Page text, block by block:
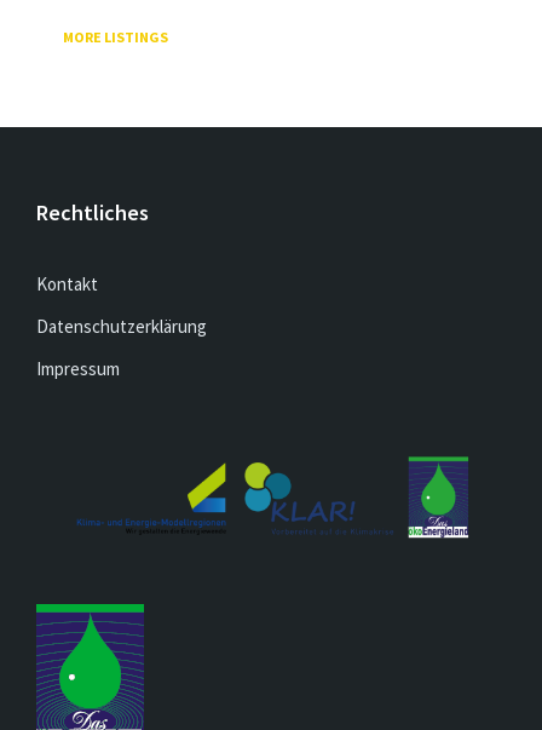
MORE LISTINGS
Rechtliches
Kontakt
Datenschutzerklärung
Impressum